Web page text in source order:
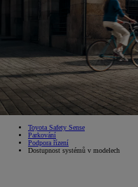
Toyota Safety Sense
Parkování
Podpora řízení
Dostupnost systémů v modelech